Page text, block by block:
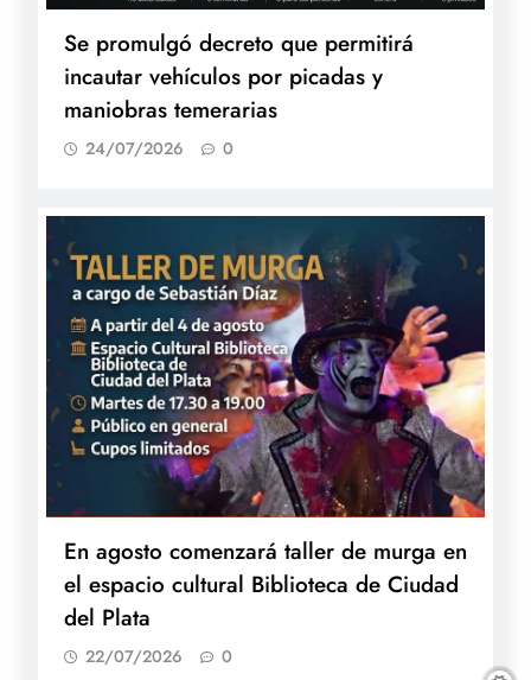
Se promulgó decreto que permitirá
incautar vehículos por picadas y
maniobras temerarias
24/07/2026 0
En agosto comenzará taller de murga en
el espacio cultural Biblioteca de Ciudad
del Plata
22/07/2026 0